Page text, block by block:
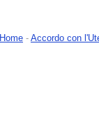
Home - Accordo con